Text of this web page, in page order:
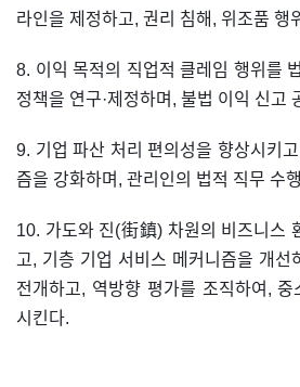
라인을 제정하고, 권리 침해, 위조품 행
8. 이익 목적의 직업적 클레임 행위를
정책을 연구·제정하며, 불법 이익 신고
9. 기업 파산 처리 편의성을 향상시키
즘을 강화하며, 관리인의 법적 직무 수
10. 가도와 진(街鎮) 차원의 비즈니스
고, 기층 기업 서비스 메커니즘을 개선
전개하고, 역방향 평가를 조직하여,
시킨다.